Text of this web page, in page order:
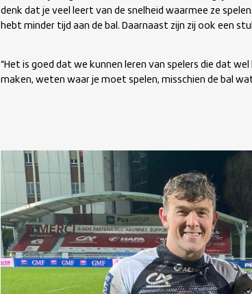
denk dat je veel leert van de snelheid waarmee ze
hebt minder tijd aan de bal. Daarnaast zijn zij ook een
“Het is goed dat we kunnen leren van spelers die dat
maken, weten waar je moet spelen, misschien de bal